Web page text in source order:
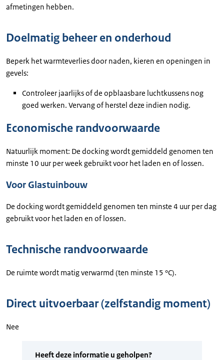
afmetingen hebben.
Doelmatig beheer en onderhoud
Beperk het warmteverlies door naden, kieren en openingen in
gevels:
Controleer jaarlijks of de opblaasbare luchtkussens nog
goed werken. Vervang of herstel deze indien nodig.
Economische randvoorwaarde
Natuurlijk moment: De docking wordt gemiddeld genomen ten
minste 10 uur per week gebruikt voor het laden en of lossen.
Voor Glastuinbouw
De docking wordt gemiddeld genomen ten minste 4 uur per dag
gebruikt voor het laden en of lossen.
Technische randvoorwaarde
De ruimte wordt matig verwarmd (ten minste 15 °C).
Direct uitvoerbaar (zelfstandig moment)
Nee